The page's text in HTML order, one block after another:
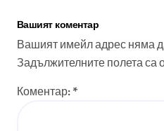
Вашият коментар
Вашият имейл адрес няма
Задължителните полета са
Коментар: *